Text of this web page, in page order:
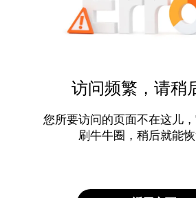
访问频繁，请稍
您所要访问的页面不在这儿
刷牛牛圈，稍后就能